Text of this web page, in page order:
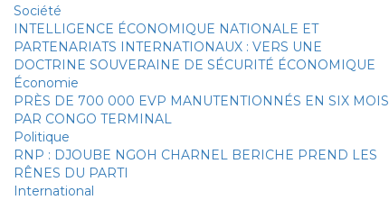
Société
INTELLIGENCE ÉCONOMIQUE NATIONALE ET
PARTENARIATS INTERNATIONAUX : VERS UNE
DOCTRINE SOUVERAINE DE SÉCURITÉ ÉCONOMIQUE
Économie
PRÈS DE 700 000 EVP MANUTENTIONNÉS EN SIX MOIS
PAR CONGO TERMINAL
Politique
RNP : DJOUBE NGOH CHARNEL BERICHE PREND LES
RÊNES DU PARTI
International